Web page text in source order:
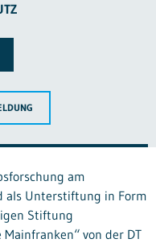
am
als Unterstiftung in Form
Stiftung
von der DT